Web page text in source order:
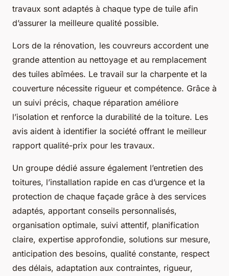
travaux sont adaptés à chaque type de tuile afin
d’assurer la meilleure qualité possible.
Lors de la rénovation, les couvreurs accordent une
grande attention au nettoyage et au remplacement
des tuiles abîmées. Le travail sur la charpente et la
couverture nécessite rigueur et compétence. Grâce à
un suivi précis, chaque réparation améliore
l’isolation et renforce la durabilité de la toiture. Les
avis aident à identifier la société offrant le meilleur
rapport qualité-prix pour les travaux.
Un groupe dédié assure également l’entretien des
toitures, l’installation rapide en cas d’urgence et la
protection de chaque façade grâce à des services
adaptés, apportant conseils personnalisés,
organisation optimale, suivi attentif, planification
claire, expertise approfondie, solutions sur mesure,
anticipation des besoins, qualité constante, respect
des délais, adaptation aux contraintes, rigueur,